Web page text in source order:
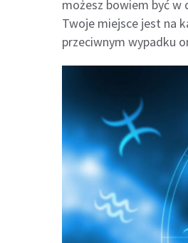
możesz bowiem być w
Twoje miejsce jest na
przeciwnym wypadku